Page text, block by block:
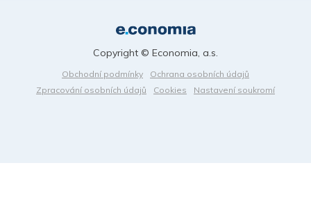
Obchodní podmínky
Ochrana osobních údajů
Zpracování osobních údajů
Cookies Nastavení soukromí
Copyright © Economia, a.s.